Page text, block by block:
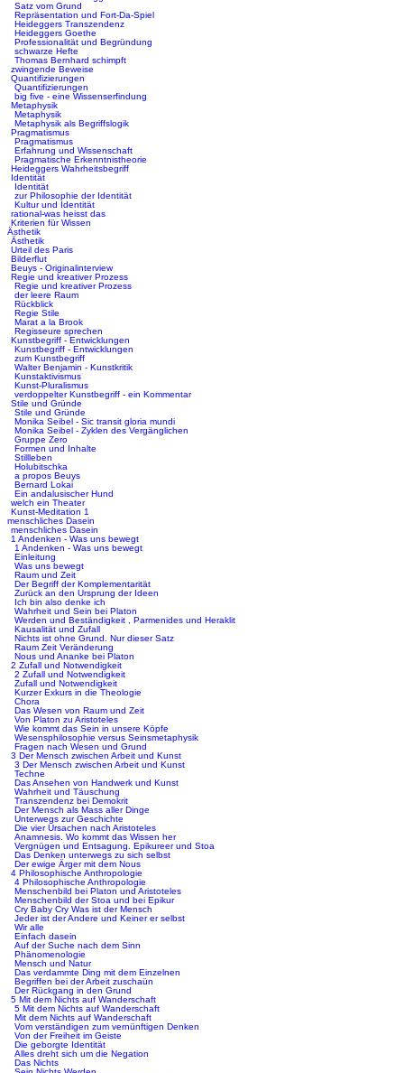
Satz vom Grund
Repräsentation und Fort-Da-Spiel
Heideggers Transzendenz
Heideggers Goethe
Professionalität und Begründung
schwarze Hefte
Thomas Bernhard schimpft
zwingende Beweise
Quantifizierungen
Quantifizierungen
big five - eine Wissenserfindung
Metaphysik
Metaphysik
Metaphysik als Begriffslogik
Pragmatismus
Pragmatismus
Erfahrung und Wissenschaft
Pragmatische Erkenntnistheorie
Heideggers Wahrheitsbegriff
Identität
Identität
zur Philosophie der Identität
Kultur und Identität
rational-was heisst das
Kriterien für Wissen
Ästhetik
Ästhetik
Urteil des Paris
Bilderflut
Beuys - Originalinterview
Regie und kreativer Prozess
Regie und kreativer Prozess
der leere Raum
Rückblick
Regie Stile
Marat a la Brook
Regisseure sprechen
Kunstbegriff - Entwicklungen
Kunstbegriff - Entwicklungen
zum Kunstbegriff
Walter Benjamin - Kunstkritik
Kunstaktivismus
Kunst-Pluralismus
verdoppelter Kunstbegriff - ein Kommentar
Stile und Gründe
Stile und Gründe
Monika Seibel - Sic transit gloria mundi
Monika Seibel - Zyklen des Vergänglichen
Gruppe Zero
Formen und Inhalte
Stillleben
Holubitschka
a propos Beuys
Bernard Lokai
Ein andalusischer Hund
welch ein Theater
Kunst-Meditation 1
menschliches Dasein
menschliches Dasein
1 Andenken - Was uns bewegt
1 Andenken - Was uns bewegt
Einleitung
Was uns bewegt
Raum und Zeit
Der Begriff der Komplementarität
Zurück an den Ursprung der Ideen
Ich bin also denke ich
Wahrheit und Sein bei Platon
Werden und Beständigkeit , Parmenides und Heraklit
Kausalität und Zufall
Nichts ist ohne Grund. Nur dieser Satz
Raum Zeit Veränderung
Nous und Ananke bei Platon
2 Zufall und Notwendigkeit
2 Zufall und Notwendigkeit
Zufall und Notwendigkeit
Kurzer Exkurs in die Theologie
Chora
Das Wesen von Raum und Zeit
Von Platon zu Aristoteles
Wie kommt das Sein in unsere Köpfe
Wesensphilosophie versus Seinsmetaphysik
Fragen nach Wesen und Grund
3 Der Mensch zwischen Arbeit und Kunst
3 Der Mensch zwischen Arbeit und Kunst
Techne
Das Ansehen von Handwerk und Kunst
Wahrheit und Täuschung
Transzendenz bei Demokrit
Der Mensch als Mass aller Dinge
Unterwegs zur Geschichte
Die vier Ursachen nach Aristoteles
Anamnesis. Wo kommt das Wissen her
Vergnügen und Entsagung. Epikureer und Stoa
Das Denken unterwegs zu sich selbst
Der ewige Ärger mit dem Nous
4 Philosophische Anthropologie
4 Philosophische Anthropologie
Menschenbild bei Platon und Aristoteles
Menschenbild der Stoa und bei Epikur
Cry Baby Cry Was ist der Mensch
Jeder ist der Andere und Keiner er selbst
Wir alle
Einfach dasein
Auf der Suche nach dem Sinn
Phänomenologie
Mensch und Natur
Das verdammte Ding mit dem Einzelnen
Begriffen bei der Arbeit zuschaün
Der Rückgang in den Grund
5 Mit dem Nichts auf Wanderschaft
5 Mit dem Nichts auf Wanderschaft
Mit dem Nichts auf Wanderschaft
Vom verständigen zum vernünftigen Denken
Von der Freiheit im Geiste
Die geborgte Identität
Alles dreht sich um die Negation
Das Nichts